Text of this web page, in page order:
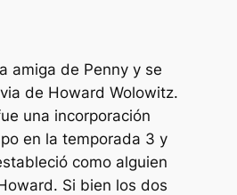
amiga de Penny y se
de Howard Wolowitz.
una incorporación
en la temporada 3 y
como alguien
Si bien los dos